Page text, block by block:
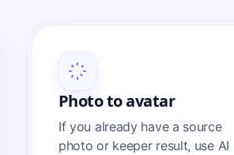
Photo to avatar
If you already have a source
photo or keeper result, use AI